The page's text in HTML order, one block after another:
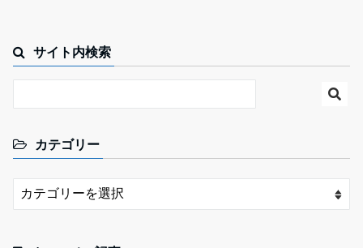
サイト内検索
カテゴリー